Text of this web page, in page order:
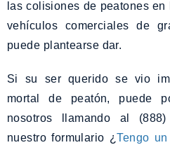
las colisiones de peatones
vehículos comerciales de
puede plantearse dar.
Si su ser querido se vio
mortal de peatón, puede
nosotros llamando al
nuestro formulario ¿Tengo